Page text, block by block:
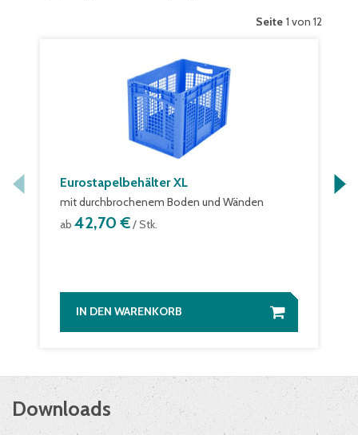
Seite 1 von 12
Eurostapelbehälter XL
mit durchbrochenem Boden und Wänden
ab 42,70 €/ Stk.
IN DEN WARENKORB
Downloads